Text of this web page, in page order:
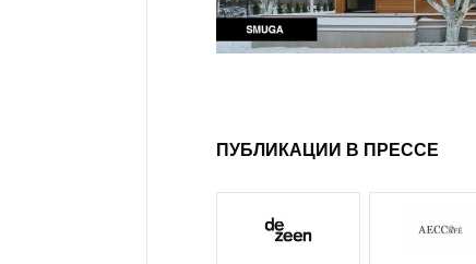
ПУБЛИКАЦИИ В ПРЕССЕ